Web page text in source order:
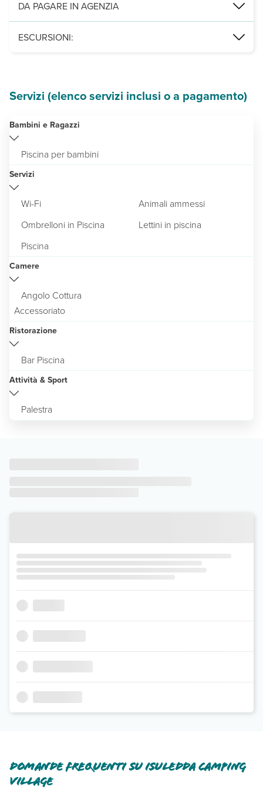
DA PAGARE IN AGENZIA
pulizia finale (con o senza animali al seguito)
ESCURSIONI:
Servizi (elenco servizi inclusi o a pagamento)
Bambini e Ragazzi
Piscina per bambini
Servizi
Wi-Fi
Animali ammessi
Ombrelloni in Piscina
Lettini in piscina
Piscina
Camere
Angolo Cottura
Accessoriato
Ristorazione
Bar Piscina
Attività & Sport
Palestra
Domande frequenti su Isuledda Camping
Village